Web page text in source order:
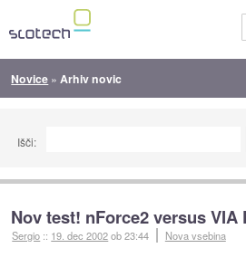
Novice » Arhiv novic
Išči:
Nov test! nForce2 versus VIA
Sergio :: 19. dec 2002ob 23:44 Nova vsebina